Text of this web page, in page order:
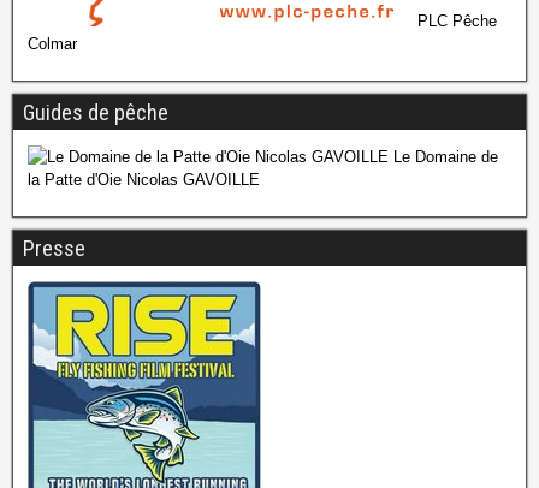
PLC Pêche
Colmar
Guides de pêche
Le Domaine de
la Patte d'Oie Nicolas GAVOILLE
Presse